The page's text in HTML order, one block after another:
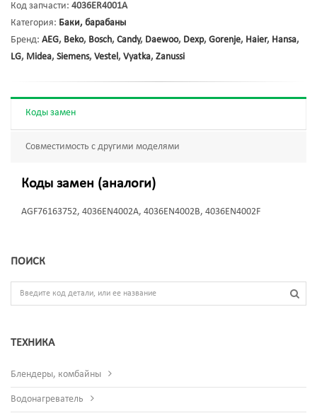
Код запчасти: 4036ER4001A
Категория: Баки, барабаны
Бренд: AEG, Beko, Bosch, Candy, Daewoo, Dexp, Gorenje, Haier, Hansa,
LG, Midea, Siemens, Vestel, Vyatka, Zanussi
Коды замен
Совместимость с другими моделями
Коды замен (аналоги)
AGF76163752, 4036EN4002A, 4036EN4002B, 4036EN4002F
ПОИСК
ТЕХНИКА
Блендеры, комбайны
Водонагреватель